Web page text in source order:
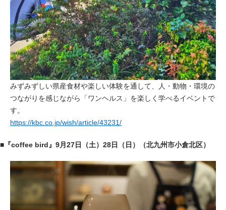
みずみずしい県産食材や楽しい体験を通して、人・動物・環境の
つながりを感じながら「ワンヘルス」を楽しく学べるイベントで
す。
https://kbc.co.jp/wish/article/43231/
■ 『coffee bird』 9月27日（土）28日（日）（北九州市小倉北区）